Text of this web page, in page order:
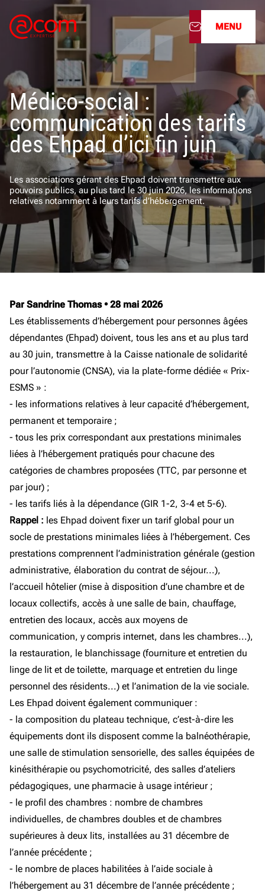
À propos
Nos services
Nos cabinets
Nos filiales
Actualités
Nous rejoindre
MENU
Médico-social :
communication des tarifs
des Ehpad d’ici fin juin
Les associations gérant des Ehpad doivent transmettre aux
pouvoirs publics, au plus tard le 30 juin 2026, les informations
relatives notamment à leurs tarifs d’hébergement.
Par Sandrine Thomas• 28 mai 2026
Les établissements d’hébergement pour personnes âgées
dépendantes (Ehpad) doivent, tous les ans et au plus tard
au 30 juin, transmettre à la Caisse nationale de solidarité
pour l’autonomie (CNSA), via la plate-forme dédiée « Prix-
ESMS » :
- les informations relatives à leur capacité d’hébergement,
permanent et temporaire ;
- tous les prix correspondant aux prestations minimales
liées à l’hébergement pratiqués pour chacune des
catégories de chambres proposées (TTC, par personne et
par jour) ;
- les tarifs liés à la dépendance (GIR 1-2, 3-4 et 5-6).
Rappel : les Ehpad doivent fixer un tarif global pour un
socle de prestations minimales liées à l’hébergement. Ces
prestations comprennent l’administration générale (gestion
administrative, élaboration du contrat de séjour...),
l’accueil hôtelier (mise à disposition d’une chambre et de
locaux collectifs, accès à une salle de bain, chauffage,
entretien des locaux, accès aux moyens de
communication, y compris internet, dans les chambres...),
la restauration, le blanchissage (fourniture et entretien du
linge de lit et de toilette, marquage et entretien du linge
personnel des résidents...) et l’animation de la vie sociale.
Les Ehpad doivent également communiquer :
- la composition du plateau technique, c’est-à-dire les
équipements dont ils disposent comme la balnéothérapie,
une salle de stimulation sensorielle, des salles équipées de
kinésithérapie ou psychomotricité, des salles d’ateliers
pédagogiques, une pharmacie à usage intérieur ;
- le profil des chambres : nombre de chambres
individuelles, de chambres doubles et de chambres
supérieures à deux lits, installées au 31 décembre de
l’année précédente ;
- le nombre de places habilitées à l’aide sociale à
l’hébergement au 31 décembre de l’année précédente ;